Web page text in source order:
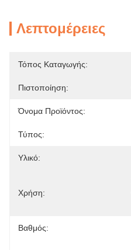
Λεπτομέρειες
Τόπος Καταγωγής:
Πιστοποίηση:
Όνομα Προϊόντος:
Τύπος:
Υλικό:
Χρήση:
Βαθμός: